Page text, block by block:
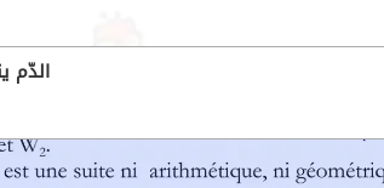
28-01-